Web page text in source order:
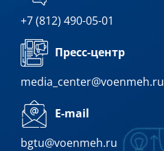
+7 (812) 490-05-01
Пресс-центр
media_center@voenmeh.ru
E-mail
bgtu@voenmeh.ru